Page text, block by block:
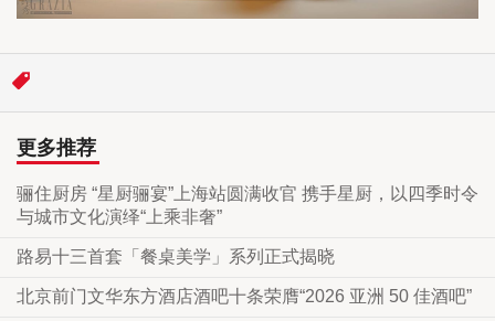
更多推荐
骊住厨房 “星厨骊宴”上海站圆满收官 携手星厨，以四季时令
与城市文化演绎“上乘非奢”
路易十三首套「餐桌美学」系列正式揭晓
北京前门文华东方酒店酒吧十条荣膺“2026 亚洲 50 佳酒吧”